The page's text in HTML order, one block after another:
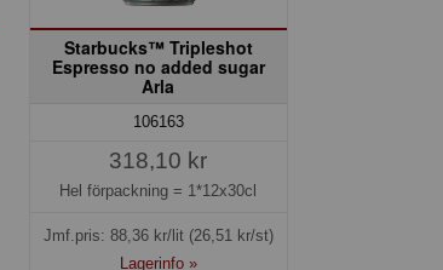
Starbucks™ Tripleshot
Espresso no added sugar
Arla
106163
318,10 kr
Hel förpackning = 1*12x30cl
Jmf.pris: 88,36kr/lit (26,51 kr/st)
Lagerinfo »